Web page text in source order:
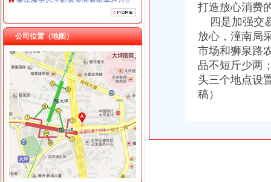
重庆臣夫商贸有限公司 （执照专让）
重庆卿倾商贸有限责任公司 渝江100万 （工商注册）
重庆国洪体育设施有限公司
重庆星竣贸易有限责任公司 渝中100万 （进出口权）
重庆海谛升进出口贸易有限公司 渝北100万 （进出口权）
重庆奕欣锦诚商贸有限公司 渝九50万 （工商注册）
重庆信同广告有限公司 渝沙50万 （工商注册）
重庆三虹房地产营销策划有限公司
重庆宝鹰汽车销售有限公司
公司位置（地图）
工商动态
忠县人民追加财政配套资金420万元助推微企发展试点工作
我市重庆分公司注销出台在校大创办微型企业相关办法
宣教处精心组织全市重庆营业执照注销工商工作会议宣服务工作
渝北局重庆营业执照注销创新三大执法机制积查处大案要案
忠县局重庆税务注销突出四抓做好保密工作
企业处被评为市重庆税务注销集中清理执行积案活动先进集体
双桥局四举措落实“红盾护民生”重庆税务注销执法百日攻坚行动
忠县局重庆代办公司新立所倾力助推个经济发展见成效
市重庆代办公司局坚持推进区县局局长述职述廉汇报制度建设
市重庆分公司注销局12315综合指挥调度中心5月份第2周受理热点分析
市工商局“送教上门”重庆营业执照注销培训会在铜梁成功举行
打造放心消费
四是加强交
放心，潼南局
市场和狮泉路
品不短斤少两
头三个地点设
稿）